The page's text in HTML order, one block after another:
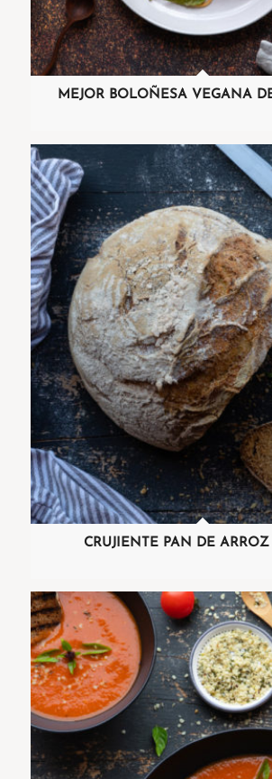
MEJOR BOLOÑESA VEGANA
CRUJIENTE PAN DE